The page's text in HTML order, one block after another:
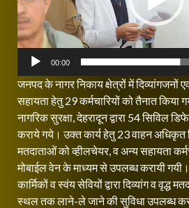
00:00
जनपद के नागर निकाय क्षेत्रों में दिव्यांगजनों
सहायता हेतु 29 कर्मचारियों को तैनात किया
नागरिक सुरक्षा, देहरादून द्वारा 54 सिविल
कराये गये। उक्त कार्य हेतु 23 वाहन अधिकृत
मतदाताओं को व्हीलचेयर, व अन्य सहायता
मोबाईल वेन के माध्यम से उपलब्ध करायी
कार्मिकों व स्वंय सेवियों द्वारा दिव्यांग व वृद्ध
स्थल तक लाने-ले जाने की सुविधा उपलब्ध